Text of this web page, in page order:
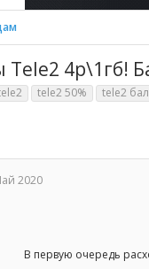
4р\1гб!
tele2 50% tele2
2020
В первую очередь